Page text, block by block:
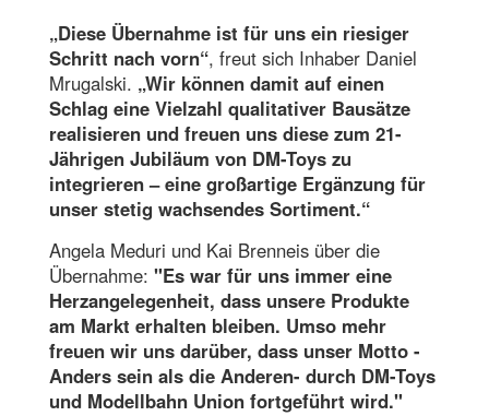
„Diese Übernahme ist für uns ein riesiger
Schritt nach vorn“, freut sich Inhaber Daniel
Mrugalski. „Wir können damit auf einen
Schlag eine Vielzahl qualitativer Bausätze
realisieren und freuen uns diese zum 21-
Jährigen Jubiläum von DM-Toys zu
integrieren – eine großartige Ergänzung für
unser stetig wachsendes Sortiment.“
Angela Meduri und Kai Brenneis über die
Übernahme: "Es war für uns immer eine
Herzangelegenheit, dass unsere Produkte
am Markt erhalten bleiben. Umso mehr
freuen wir uns darüber, dass unser Motto -
Anders sein als die Anderen- durch DM-Toys
und Modellbahn Union fortgeführt wird."